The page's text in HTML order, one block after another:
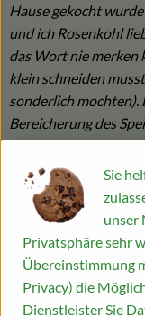
Hause gekocht
und ich Rosenkohl
das Wort nie merken
klein schneiden
sonderlich mochten).
Bereicherung des
Bewusstsein für
Mittlerweile bin ich
gemeinsam mit
wir wöchentlich
besuchen wir auch
Minuten entfernt ist.
ein Stück weit
Sie
unser
Privatsphäre sehr
Übereinstimmung
Privacy) die
Dienstleister Sie